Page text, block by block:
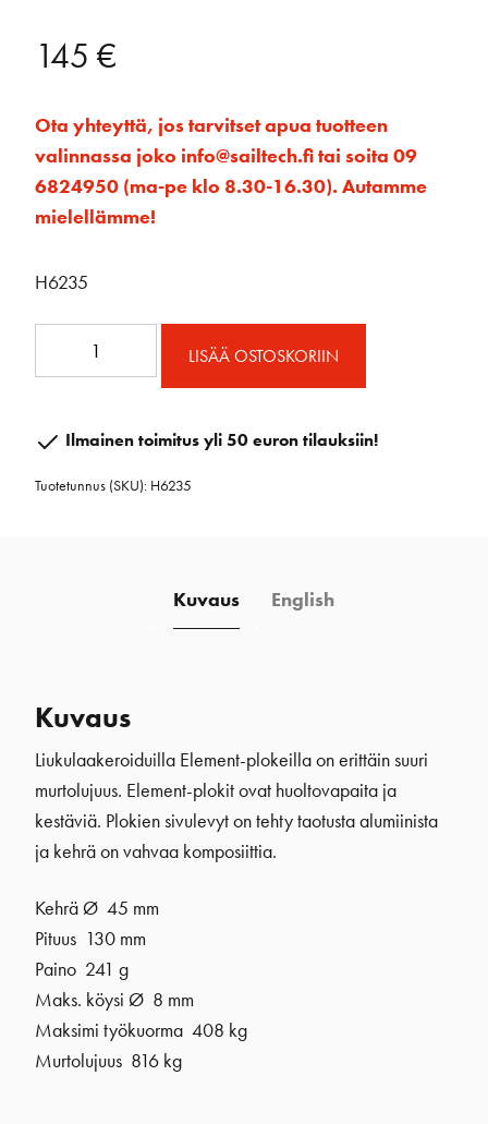
145 €
Ota yhteyttä, jos tarvitset apua tuotteen
valinnassa joko info@sailtech.fi tai soita 09
6824950 (ma-pe klo 8.30-16.30). Autamme
mielellämme!
H6235
Lukolla
LISÄÄ OSTOSKORIIN
Ilmainen toimitus yli 50 euron tilauksiin!
Tuotetunnus (SKU): H6235
Kuvaus English
Kuvaus
Liukulaakeroiduilla Element-plokeilla on erittäin suuri
murtolujuus. Element-plokit ovat huoltovapaita ja
kestäviä. Plokien sivulevyt on tehty taotusta alumiinista
ja kehrä on vahvaa komposiittia.
Kehrä Ø 45 mm
Pituus 130 mm
Paino 241 g
Maks. köysi Ø 8 mm
Maksimi työkuorma 408 kg
Murtolujuus 816 kg